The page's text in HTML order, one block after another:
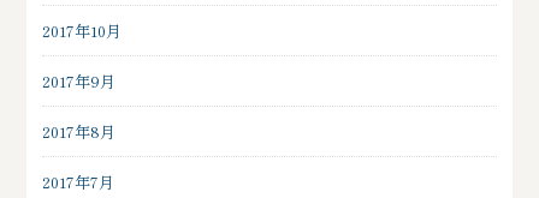
2017年10月
2017年9月
2017年8月
2017年7月